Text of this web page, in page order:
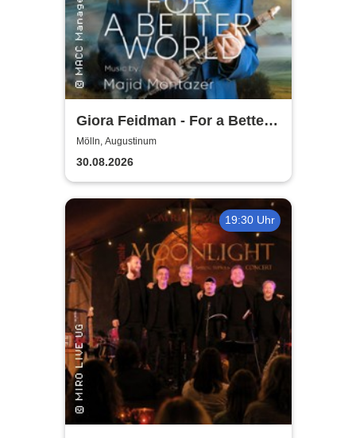
Giora Feidman - For a Better
World
Mölln, Augustinum
30.08.2026
19:30 Uhr